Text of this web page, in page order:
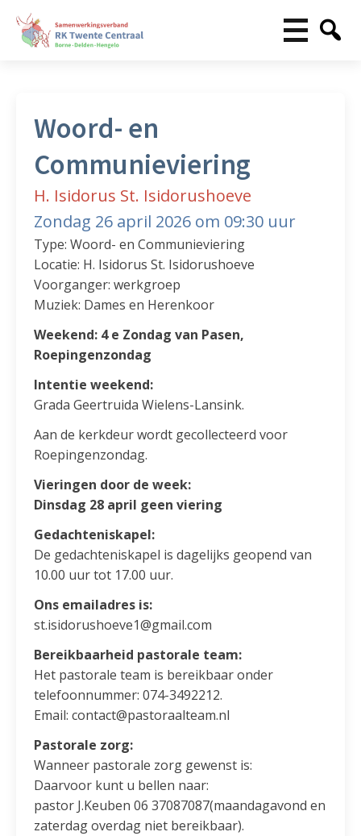
Woord- en
Communieviering
H. Isidorus St. Isidorushoeve
Zondag 26 april 2026 om 09:30 uur
Type: Woord- en Communieviering
Locatie: H. Isidorus St. Isidorushoeve
Voorganger: werkgroep
Muziek: Dames en Herenkoor
Weekend: 4 e Zondag van Pasen,
Roepingenzondag
Intentie weekend:
Grada Geertruida Wielens-Lansink.
Aan de kerkdeur wordt gecollecteerd voor
Roepingenzondag.
Vieringen door de week:
Dinsdag 28 april geen viering
Gedachteniskapel:
De gedachteniskapel is dagelijks geopend van
10.00 uur tot 17.00 uur.
Ons emailadres is:
st.isidorushoeve1@gmail.com
Bereikbaarheid pastorale team:
Het pastorale team is bereikbaar onder
telefoonnummer: 074-3492212.
Email: contact@pastoraalteam.nl
Pastorale zorg:
Wanneer pastorale zorg gewenst is:
Daarvoor kunt u bellen naar:
pastor J.Keuben 06 37087087(maandagavond en
zaterdag overdag niet bereikbaar).